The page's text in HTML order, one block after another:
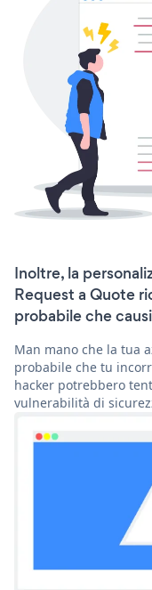
Inoltre, la
Request a Quote
probabile che
Man mano che la tua
probabile che tu
hacker potrebbero
vulnerabilità di